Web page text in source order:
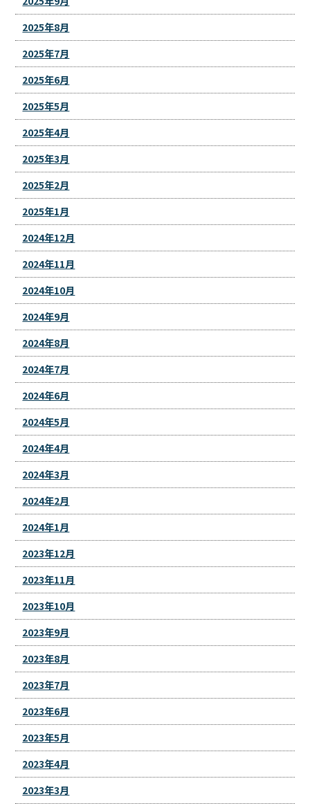
2025年8月
2025年7月
2025年6月
2025年5月
2025年4月
2025年3月
2025年2月
2025年1月
2024年12月
2024年11月
2024年10月
2024年9月
2024年8月
2024年7月
2024年6月
2024年5月
2024年4月
2024年3月
2024年2月
2024年1月
2023年12月
2023年11月
2023年10月
2023年9月
2023年8月
2023年7月
2023年6月
2023年5月
2023年4月
2023年3月